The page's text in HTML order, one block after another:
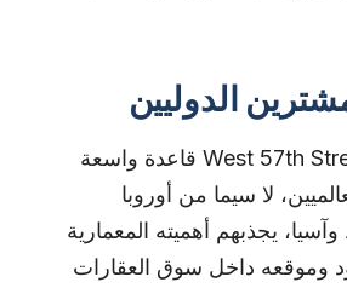
الدوليين
يستقطب 111 West 57th Street قاعدة واسعة
لا سيما من أوروبا
يجذبهم أهميته المعمارية
وموقعه داخل سوق العقارات